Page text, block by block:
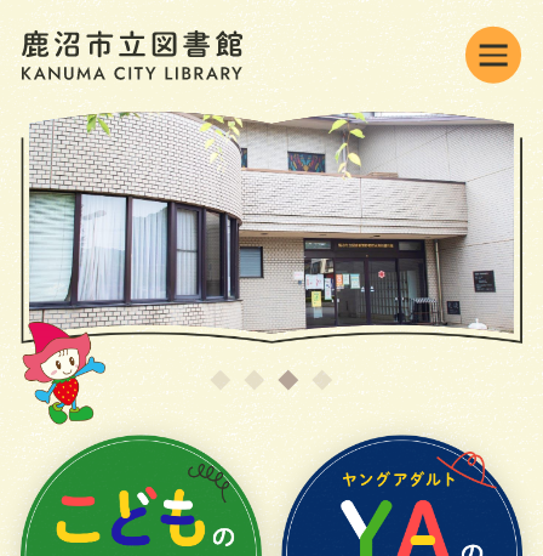
背景色変更 標準 黒 青
JAPANESE
オンラインの利用 ONLINE MENU
資料検索・予約